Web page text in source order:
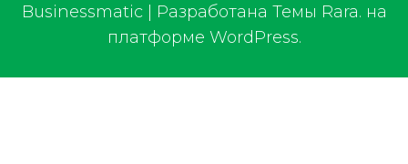
Businessmatic | Разработана Темы Rara. на
платформе WordPress.